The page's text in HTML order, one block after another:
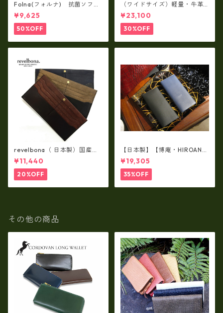
Folna(フォルナ) 抗菌ソフト
スムースレザー トートバッグ
¥9,625
50%OFF
（ワイドサイズ）軽量・牛革
製品・2WAYヌメ革トートバッ
グ（A3サイズ/日本製）(高収
納）ir-02G
¥23,100
30%OFF
revelbona（ 日本製）国産牛
革製・お札入れ ロングウォ
レット rl-001
¥11,440
20%OFF
【日本製】【博庵・HIROAN】
最高級牛革（ボーテッド）札
入れ・長財布 ha-21535
¥19,305
35%OFF
その他の商品